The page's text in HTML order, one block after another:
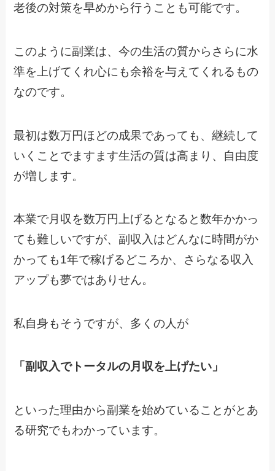
老後の対策を早めから行うことも可能です。
このように副業は、今の生活の質からさらに水
準を上げてくれ心にも余裕を与えてくれるもの
なのです。
最初は数万円ほどの成果であっても、継続して
いくことでますます生活の質は高まり、自由度
が増します。
本業で月収を数万円上げるとなると数年かかっ
ても難しいですが、副収入はどんなに時間がか
かっても1年で稼げるどころか、さらなる収入
アップも夢ではありせん。
私自身もそうですが、多くの人が
「副収入でトータルの月収を上げたい」
といった理由から副業を始めていることがとあ
る研究でもわかっています。